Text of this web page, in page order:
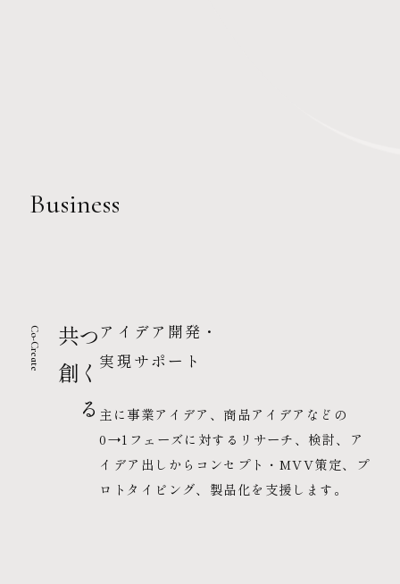
Business
つくる
共創
Co-Create
アイデア開発・
実現サポート
主に事業アイデア、商品アイデアなどの
0→1フェーズに対するリサーチ、検討、
ア
イデア出しからコンセプト・MVV策定、プ
ロトタイピング、製品化を支援します。